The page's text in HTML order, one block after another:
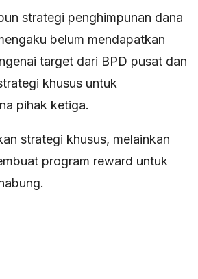
strategi penghimpunan dana
belum mendapatkan
target dari BPD pusat dan
khusus untuk
pihak ketiga.
strategi khusus, melainkan
program reward untuk